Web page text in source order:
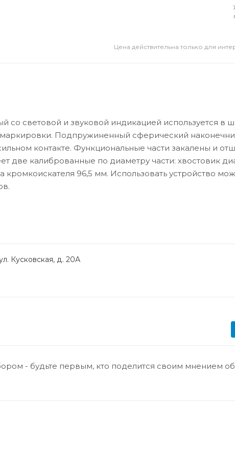
Цена действительна только для
со световой и звуковой индикацией используется в
Подпружиненный сферический
контакте. Функциональные части закалены и
две калиброванные по диаметру части: хвостовик
96,5 мм. Использовать устройство
Кусковская, д. 20А
- будьте первым, кто поделится своим мнением